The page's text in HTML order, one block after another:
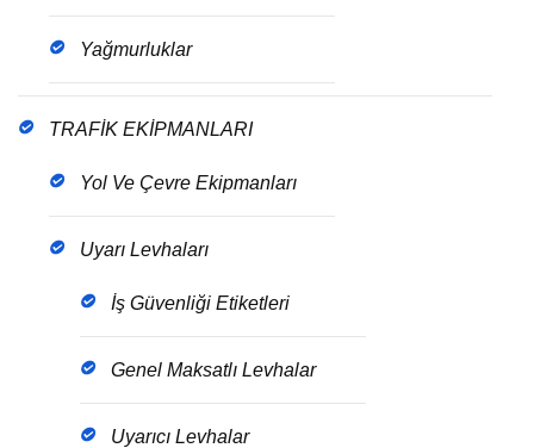
Yağmurluklar
TRAFİK EKİPMANLARI
Yol Ve Çevre Ekipmanları
Uyarı Levhaları
İş Güvenliği Etiketleri
Genel Maksatlı Levhalar
Uyarıcı Levhalar